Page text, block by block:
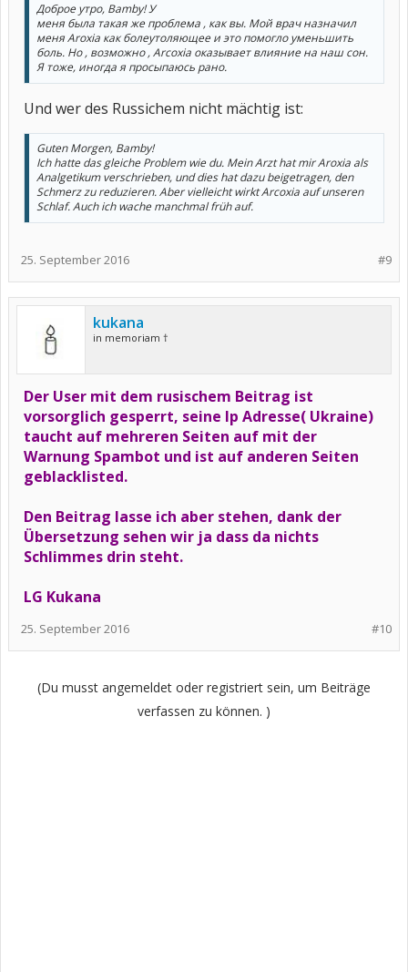
Доброе утро, Bamby! У
меня была такая же проблема , как вы. Мой врач назначил
меня Aroxia как болеутоляющее и это помогло уменьшить
боль. Но , возможно , Arcoxia оказывает влияние на наш сон.
Я тоже, иногда я просыпаюсь рано.
Und wer des Russichem nicht mächtig ist:
Guten Morgen, Bamby!
Ich hatte das gleiche Problem wie du. Mein Arzt hat mir Aroxia als
Analgetikum verschrieben, und dies hat dazu beigetragen, den
Schmerz zu reduzieren. Aber vielleicht wirkt Arcoxia auf unseren
Schlaf. Auch ich wache manchmal früh auf.
#9
25. September 2016
kukana
in memoriam †
Der User mit dem rusischem Beitrag ist
vorsorglich gesperrt, seine Ip Adresse( Ukraine)
taucht auf mehreren Seiten auf mit der
Warnung Spambot und ist auf anderen Seiten
geblacklisted.
Den Beitrag lasse ich aber stehen, dank der
Übersetzung sehen wir ja dass da nichts
Schlimmes drin steht.
LG Kukana
#10
25. September 2016
(Du musst angemeldet oder registriert sein, um Beiträge
verfassen zu können. )